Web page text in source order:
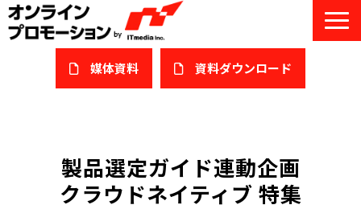
媒体資料 ​資料ダウンロード
私たちについて
サービスガイド/お役立ち資料
製品選定ガイド連動企画
クラウドネイティブ 特集